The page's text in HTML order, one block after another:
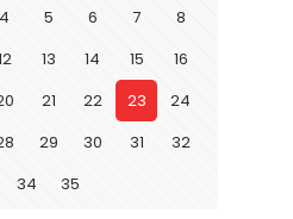
4 5 6 7
8
13 14 15
16
21 22 23
24
29 30 31
32
34 35